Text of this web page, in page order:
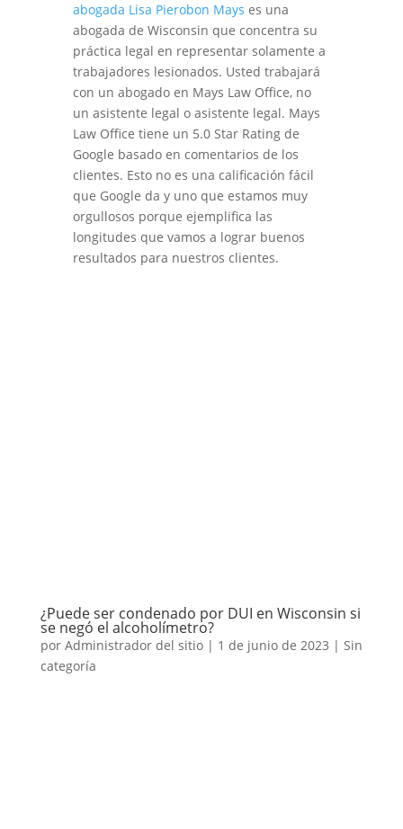
abogada Lisa Pierobon Mays es una
abogada de Wisconsin que concentra su
práctica legal en representar solamente a
trabajadores lesionados. Usted trabajará
con un abogado en Mays Law Office, no
un asistente legal o asistente legal. Mays
Law Office tiene un 5.0 Star Rating de
Google basado en comentarios de los
clientes. Esto no es una calificación fácil
que Google da y uno que estamos muy
orgullosos porque ejemplifica las
longitudes que vamos a lograr buenos
resultados para nuestros clientes.
¿Puede ser condenado por DUI en Wisconsin si
se negó el alcoholímetro?
por Administrador del sitio| 1 de junio de 2023 | Sin
categoría